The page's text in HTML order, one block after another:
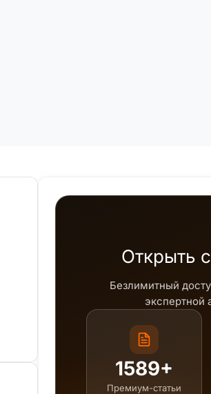
Открыть
Безлимитный
экспертной
1589+
Премиум-статьи